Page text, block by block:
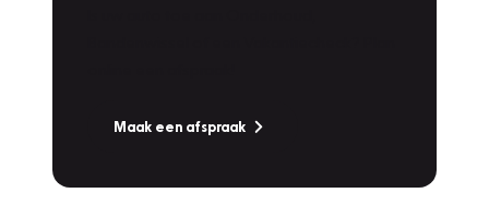
Maak een afspraak